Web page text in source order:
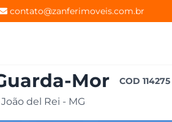
contato@zanferimoveis.com.br
Mor COD114275
del Rei - MG